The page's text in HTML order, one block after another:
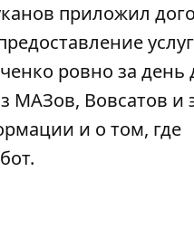
приложил
ровно за день
МАЗов, Bовсaтов и
и о том, где